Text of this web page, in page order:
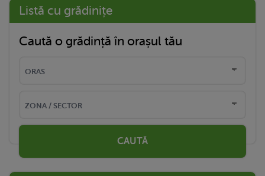
Listă cu grădinițe
Caută o grădință în orașul tău
CAUTĂ